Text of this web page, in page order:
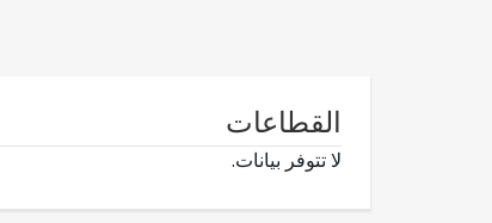
القطاعات
لا تتوفر بيانات.